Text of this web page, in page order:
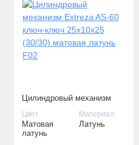
Цилиндровый механизм
Extreza AS-60 ключ-ключ
25x10x25 (30/30) матовая
латунь F02
Цвет
Матовая
латунь
Материал
Латунь